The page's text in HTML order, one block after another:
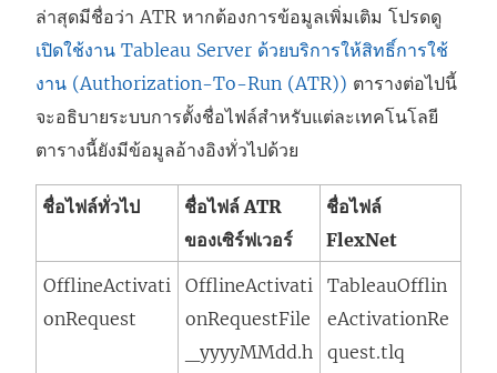
ล่าสุดมีชื่อว่า ATR หากต้องการข้อมูลเพิ่มเติม โปรดดู
เปิดใช้งาน Tableau Server ด้วยบริการให้สิทธิ์การใช้
งาน (Authorization-To-Run (ATR)) ตารางต่อไปนี้
จะอธิบายระบบการตั้งชื่อไฟล์สำหรับแต่ละเทคโนโลยี
ตารางนี้ยังมีข้อมูลอ้างอิงทั่วไปด้วย
ชื่อไฟล์ทั่วไป
ชื่อไฟล์ ATR
ของเซิร์ฟเวอร์
ชื่อไฟล์
FlexNet
OfflineActivati
onRequest
OfflineActivati
onRequestFile
_yyyyMMdd.h
TableauOfflin
eActivationRe
quest.tlq